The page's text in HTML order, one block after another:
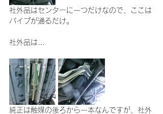
社外品はセンターに一つだけなので、ここは
パイプが通るだけ。
社外品は…
純正は触媒の後ろから一本なんですが、社外